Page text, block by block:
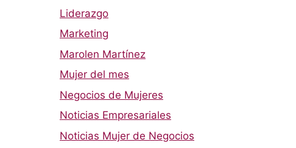
Liderazgo
Marketing
Marolen Martínez
Mujer del mes
Negocios de Mujeres
Noticias Empresariales
Noticias Mujer de Negocios